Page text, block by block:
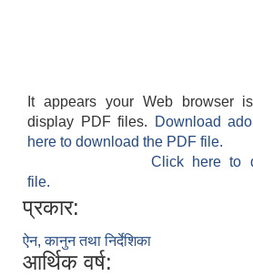
It appears your Web browser
display PDF files.
Download
here to download the PDF file.
Click here to
file.
प्रकार:
ऐन, कानुन तथा निर्देशिका
आर्थिक वर्ष: